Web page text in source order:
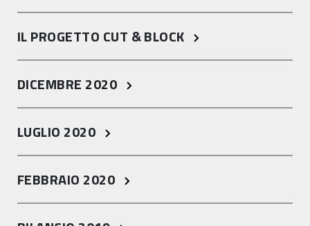
IL PROGETTO CUT & BLOCK
DICEMBRE 2020
LUGLIO 2020
FEBBRAIO 2020